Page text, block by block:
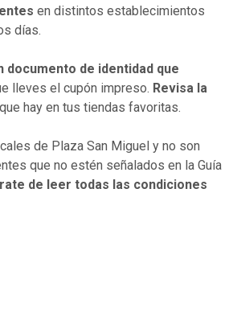
en distintos establecimientos
días.
documento de identidad que
lleves el cupón impreso. Revisa la
que hay en tus tiendas favoritas.
de Plaza San Miguel y no son
que no estén señalados en la Guía
de leer todas las condiciones